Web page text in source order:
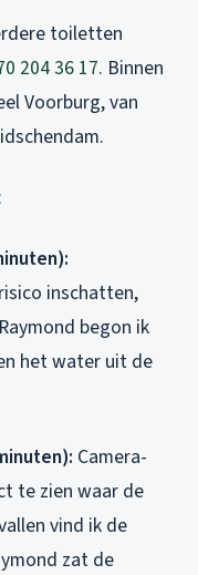
toiletten
204 36 17. Binnen
Voorburg, van
inschatten,
begon ik
het water uit de
Camera-
te zien waar de
vind ik de
zat de